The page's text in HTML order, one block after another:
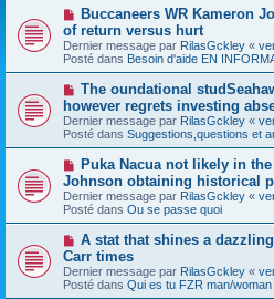
N
o
u
v
e
a
m
e
s
a
g
e
Buccaneers WR Kameron
of return versus hurt
Dernier message par RilasGckley «
Posté dans Besoin d'aide EN
N
u
v
e
a
m
e
s
g
e
The oundational
however regrets investing
Dernier message par RilasGckley «
Posté dans Suggestions,questions et
N
o
u
v
e
a
u
m
e
s
Puka Nacua not likely in
Johnson obtaining historical
Dernier message par RilasGckley «
Posté dans Ou se passe quoi
N
u
v
e
A stat that shines a
Carr times
Dernier message par RilasGckley «
Posté dans Qui es tu FZR man/woman